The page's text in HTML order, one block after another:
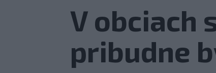
V obciach
pribudne